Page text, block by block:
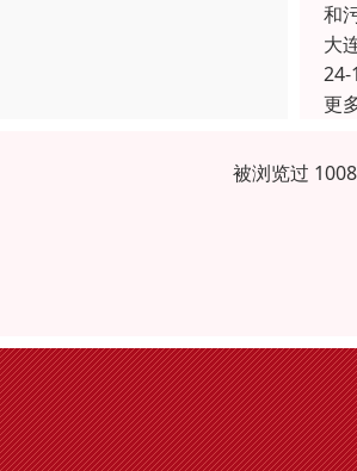
和
大
24-
更
被浏览过